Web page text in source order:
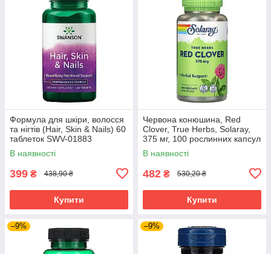
Формула для шкіри, волосся
та нігтів (Hair, Skin & Nails) 60
таблеток SWV-01883
В наявності
399 ₴ 438,90 ₴
Купити
Червона конюшина, Red
Clover, True Herbs, Solaray,
375 мг, 100 рослинних капсул
SOR-01480
В наявності
482 ₴ 530,20 ₴
Купити
–9% –9%